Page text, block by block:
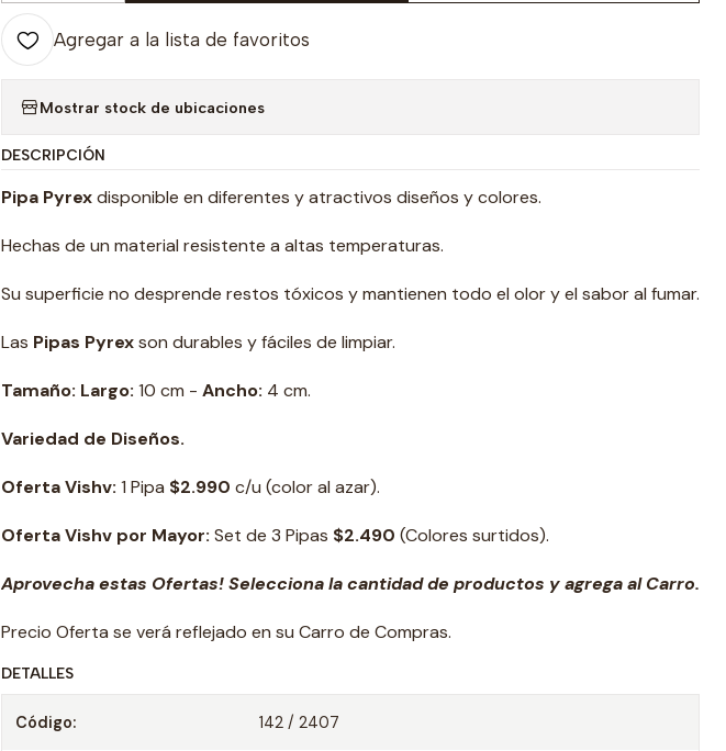
Agregar a la lista de favoritos
Mostrar stock de ubicaciones
DESCRIPCIÓN
Pipa Pyrexdisponible en diferentes y atractivos diseños y colores.
Hechas de un material resistente a altas temperaturas.
Su superficie no desprende restos tóxicos y mantienen todo el olor y el sabor al fumar.
Las Pipas Pyrexson durables y fáciles de limpiar.
Tamaño: Largo: 10 cm - Ancho: 4 cm.
Variedad de Diseños.
Oferta Vishv: 1 Pipa $2.990 c/u (color al azar).
Oferta Vishv por Mayor: Set de 3 Pipas $2.490 (Colores surtidos).
Aprovecha estas Ofertas! Selecciona la cantidad de productos y agrega al Carro.
Precio Oferta se verá reflejado en su Carro de Compras.
DETALLES
Código: 142 / 2407